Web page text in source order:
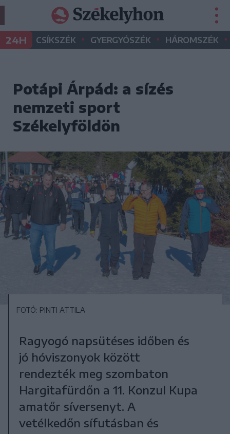
24H CSÍKSZÉK • GYERGYÓSZÉK • HÁROMSZÉK •
Potápi Árpád: a sízés
nemzeti sport
Székelyföldön
FOTÓ: PINTI ATTILA
Ragyogó napsütéses időben és
jó hóviszonyok között
rendezték meg szombaton
Hargitafürdőn a 11. Konzul Kupa
amatőr síversenyt. A
vetélkedőn sífutásban és